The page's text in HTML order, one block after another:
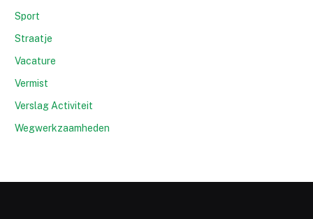
Sport
Straatje
Vacature
Vermist
Verslag Activiteit
Wegwerkzaamheden